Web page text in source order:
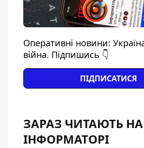
Оперативні новини:
війна. Підпишись 👇
ПІДПИСАТИСЯ
ЗАРАЗ ЧИТАЮТЬ НА
ІНФОРМАТОРІ